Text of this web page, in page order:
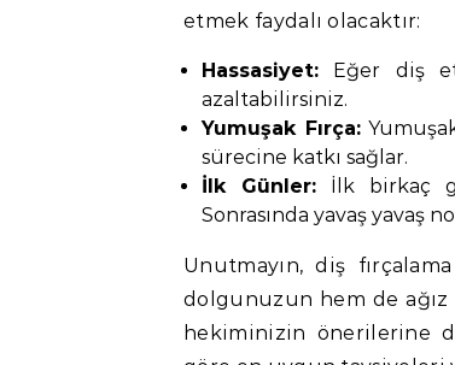
etmek faydalı olacaktır:
Hassasiyet: Eğer diş
azaltabilirsiniz.
Yumuşak Fırça:
sürecine katkı sağlar.
İlk Günler:İlk birkaç
Sonrasında yavaş yavaş
Unutmayın, diş
dolgunuzun hem de ağız
hekiminizin önerilerine